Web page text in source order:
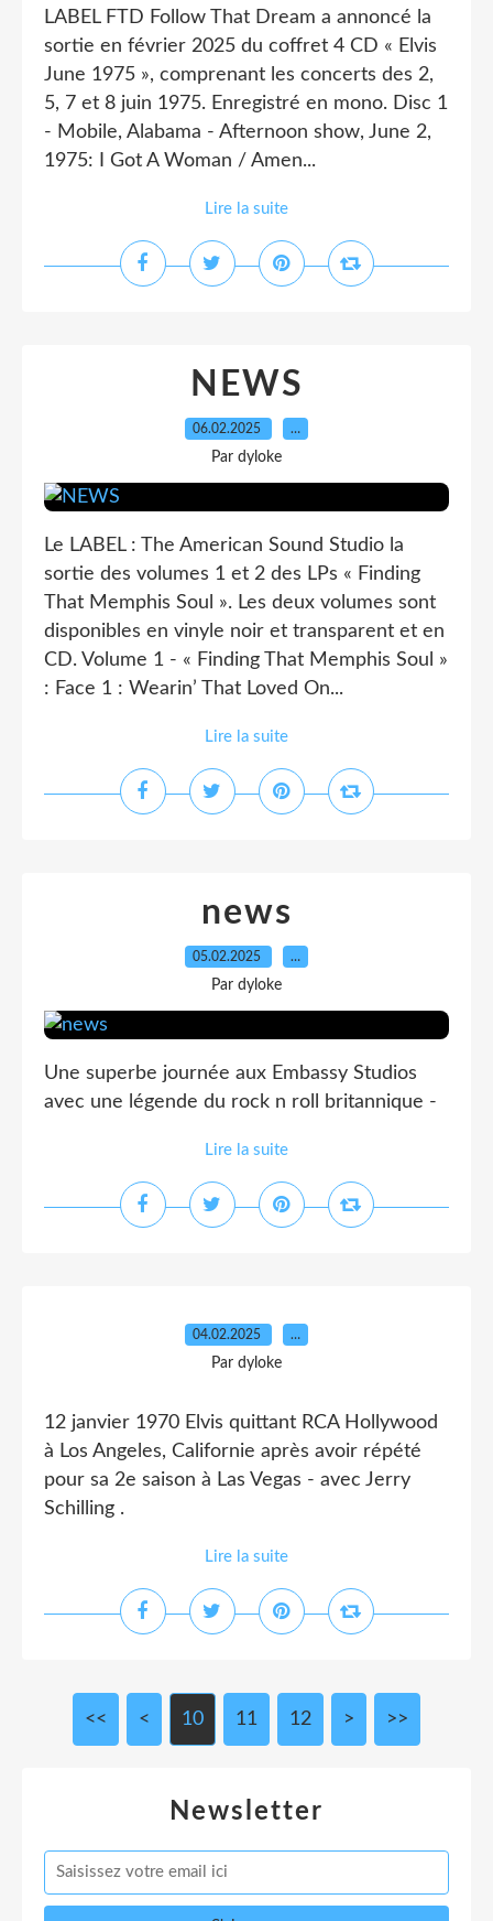
LABEL FTD Follow That Dream a annoncé la
sortie en février 2025 du coffret 4 CD « Elvis
June 1975 », comprenant les concerts des 2,
5, 7 et 8 juin 1975. Enregistré en mono. Disc 1
- Mobile, Alabama - Afternoon show, June 2,
1975: I Got A Woman / Amen...
Lire la suite
NEWS
06.02.2025 …
Par dyloke
Le LABEL : The American Sound Studio la
sortie des volumes 1 et 2 des LPs « Finding
That Memphis Soul ». Les deux volumes sont
disponibles en vinyle noir et transparent et en
CD. Volume 1 - « Finding That Memphis Soul »
: Face 1 : Wearin’ That Loved On...
Lire la suite
news
05.02.2025 …
Par dyloke
Une superbe journée aux Embassy Studios
avec une légende du rock n roll britannique -
Lire la suite
04.02.2025 …
Par dyloke
12 janvier 1970 Elvis quittant RCA Hollywood
à Los Angeles, Californie après avoir répété
pour sa 2e saison à Las Vegas - avec Jerry
Schilling .
Lire la suite
<< < 10 11 12 > >>
Newsletter